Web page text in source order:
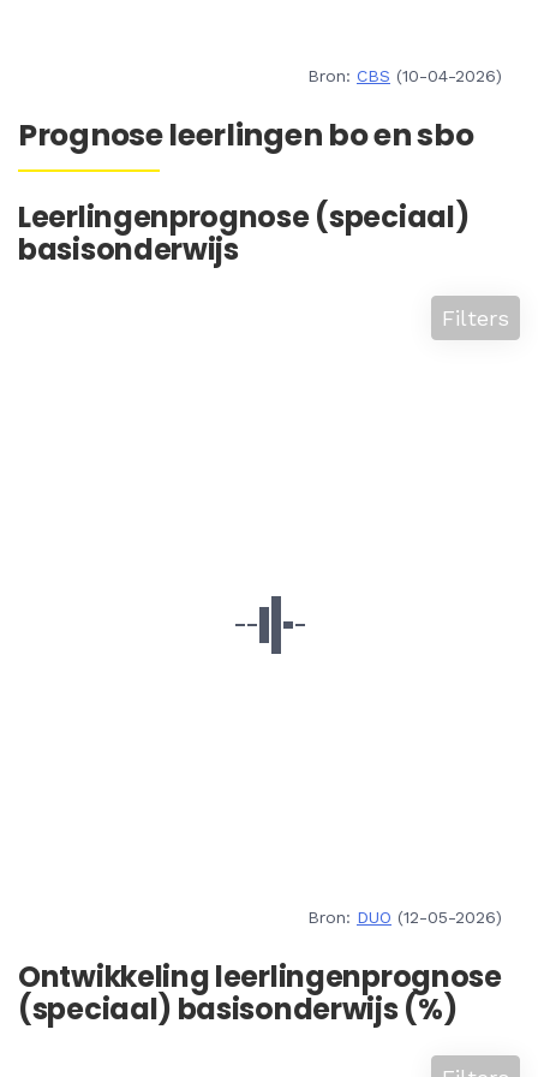
Bron: CBS (10-04-2026)
Prognose leerlingen bo en sbo
Leerlingenprognose (speciaal)
basisonderwijs
Filters
Bron: DUO (12-05-2026)
Ontwikkeling leerlingenprognose
(speciaal) basisonderwijs (%)